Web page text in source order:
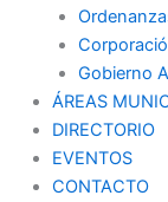
Gobierno
ÁREAS
DIRECTORIO
EVENTOS
CONTACTO